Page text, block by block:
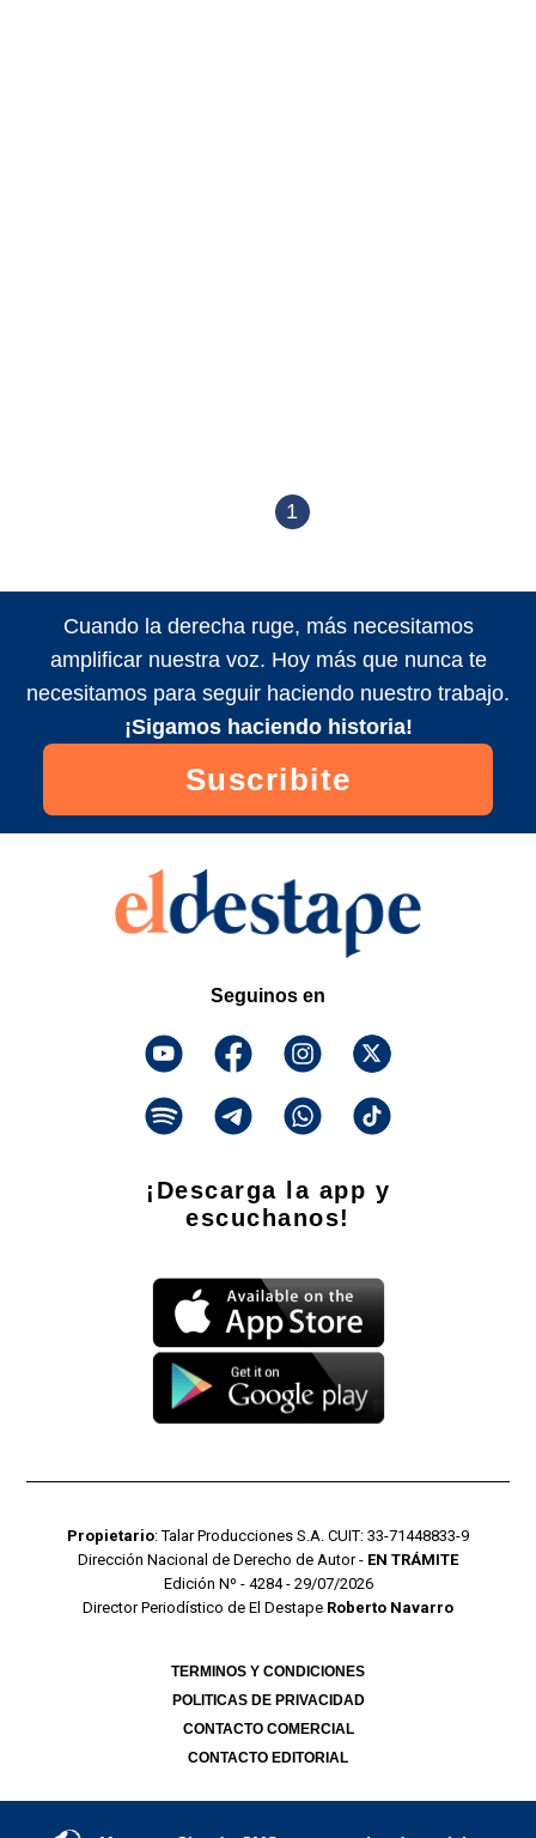
1
Cuando la derecha ruge, más necesitamos
amplificar nuestra voz. Hoy más que nunca te
necesitamos para seguir haciendo nuestro trabajo.
¡Sigamos haciendo historia!
Suscribite
Seguinos en
¡Descarga la app y
escuchanos!
Propietario: Talar Producciones S.A. CUIT: 33-71448833-9
Dirección Nacional de Derecho de Autor - EN TRÁMITE
Edición Nº - 4284 - 29/07/2026
Director Periodístico de El Destape Roberto Navarro
TERMINOS Y CONDICIONES
POLITICAS DE PRIVACIDAD
CONTACTO COMERCIAL
CONTACTO EDITORIAL